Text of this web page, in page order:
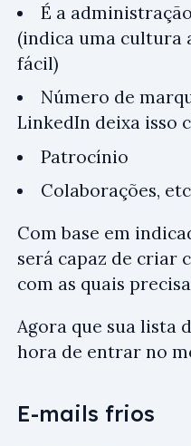
É a
(indica uma cultura
fácil)
Número de
LinkedIn deixa isso
Patrocínio
Colaborações,
Com base em
será capaz de criar
com as quais
Agora que sua lista
hora de entrar no
E-mails frios